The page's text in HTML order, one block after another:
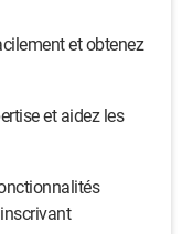
et obtenez
et aidez les